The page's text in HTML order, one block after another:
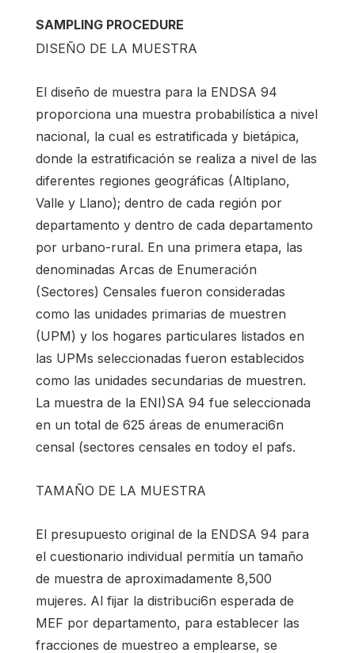
SAMPLING PROCEDURE
DISEÑO DE LA MUESTRA
El diseño de muestra para la ENDSA 94
proporciona una muestra probabilística a nivel
nacional, la cual es estratificada y bietápica,
donde la estratificación se realiza a nivel de las
diferentes regiones geográficas (Altiplano,
Valle y Llano); dentro de cada región por
departamento y dentro de cada departamento
por urbano-rural. En una primera etapa, las
denominadas Arcas de Enumeración
(Sectores) Censales fueron consideradas
como las unidades primarias de muestren
(UPM) y los hogares particulares listados en
las UPMs seleccionadas fueron establecidos
como las unidades secundarias de muestren.
La muestra de la ENI)SA 94 fue seleccionada
en un total de 625 áreas de enumeraci6n
censal (sectores censales en todoy el pafs.
TAMAÑO DE LA MUESTRA
El presupuesto original de la ENDSA 94 para
el cuestionario individual permitía un tamaño
de muestra de aproximadamente 8,500
mujeres. Al fijar la distribuci6n esperada de
MEF por departamento, para establecer las
fracciones de muestreo a emplearse, se